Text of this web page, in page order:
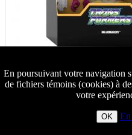
En poursuivant votre navigation
de fichiers témoins (cookies) à
votre
OK